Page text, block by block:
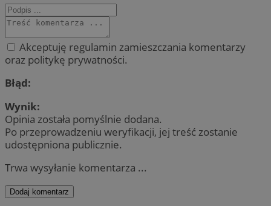
Akceptuję regulamin zamieszczania komentarzy
oraz politykę prywatności.
Błąd:
Wynik:
Opinia została pomyślnie dodana.
Po przeprowadzeniu weryfikacji, jej treść zostanie
udostępniona publicznie.
Trwa wysyłanie komentarza ...
Dodaj komentarz